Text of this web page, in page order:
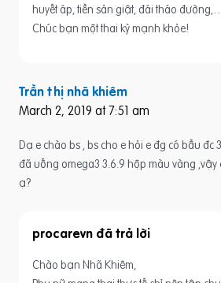
huyết áp, tiền sản giật, đái tháo
Chúc bạn một thai kỳ mạnh khỏe!
Trần thị nhã khiêm
March 2, 2019 at 7:51 am
Dạ e chào bs , bs cho e hỏi e đg có bầu đc
đã uống omega3 3.6.9 hộp màu vàng
ạ?
procarevn
Chào bạn Nhã Khiêm,